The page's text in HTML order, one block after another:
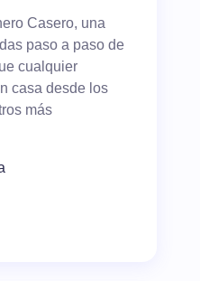
Casero, una
paso a paso de
cualquier
casa desde los
más